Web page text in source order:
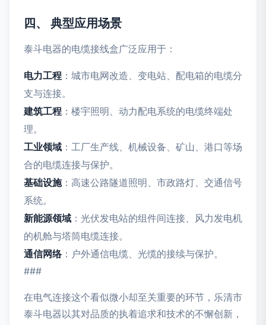
四、 典型应用场景
泰斗电器的电缆接线盒广泛应用于：
电力工程 ：城市电网改造、变电站、配电箱的电缆分
支与连接。
建筑工程 ：楼宇照明、动力配电系统的电缆终端处
理。
工业领域 ：工厂生产线、机械设备、矿山、港口等场
合的电缆连接与保护。
基础设施：高速公路隧道照明、市政路灯、交通信号
系统。
新能源领域 ：光伏发电站的组件间连接、风力发电机
的机舱与塔筒电缆连接。
通信网络：户外通信电缆、光缆的接续与保护。
###
在电气连接这个看似微小却至关重要的环节，乐清市
泰斗电器以其对品质的执着追求和技术的不懈创新，